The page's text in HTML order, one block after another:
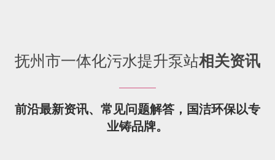
抚州市一体化污水提升泵站相关资讯
前沿最新资讯、常见问题解答，国洁环保以专
业铸品牌。